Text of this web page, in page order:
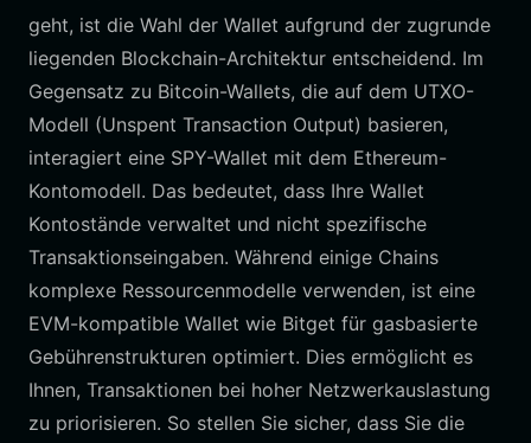
geht, ist die Wahl der Wallet aufgrund der zugrunde
liegenden Blockchain-Architektur entscheidend. Im
Gegensatz zu Bitcoin-Wallets, die auf dem UTXO-
Modell (Unspent Transaction Output) basieren,
interagiert eine SPY-Wallet mit dem Ethereum-
Kontomodell. Das bedeutet, dass Ihre Wallet
Kontostände verwaltet und nicht spezifische
Transaktionseingaben. Während einige Chains
komplexe Ressourcenmodelle verwenden, ist eine
EVM-kompatible Wallet wie Bitget für gasbasierte
Gebührenstrukturen optimiert. Dies ermöglicht es
Ihnen, Transaktionen bei hoher Netzwerkauslastung
zu priorisieren. So stellen Sie sicher, dass Sie die